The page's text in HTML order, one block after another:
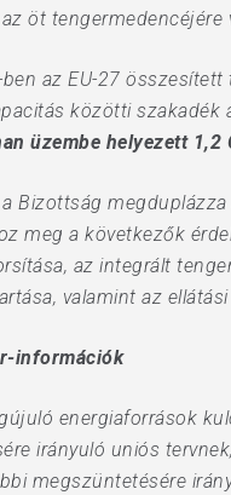
öt tengermedencéjére
az EU-27
közötti szakadék
üzembe helyezett 1,2
Bizottság
meg a következők
az integrált
valamint az
információk
energiaforrások
irányuló uniós
megszüntetésére